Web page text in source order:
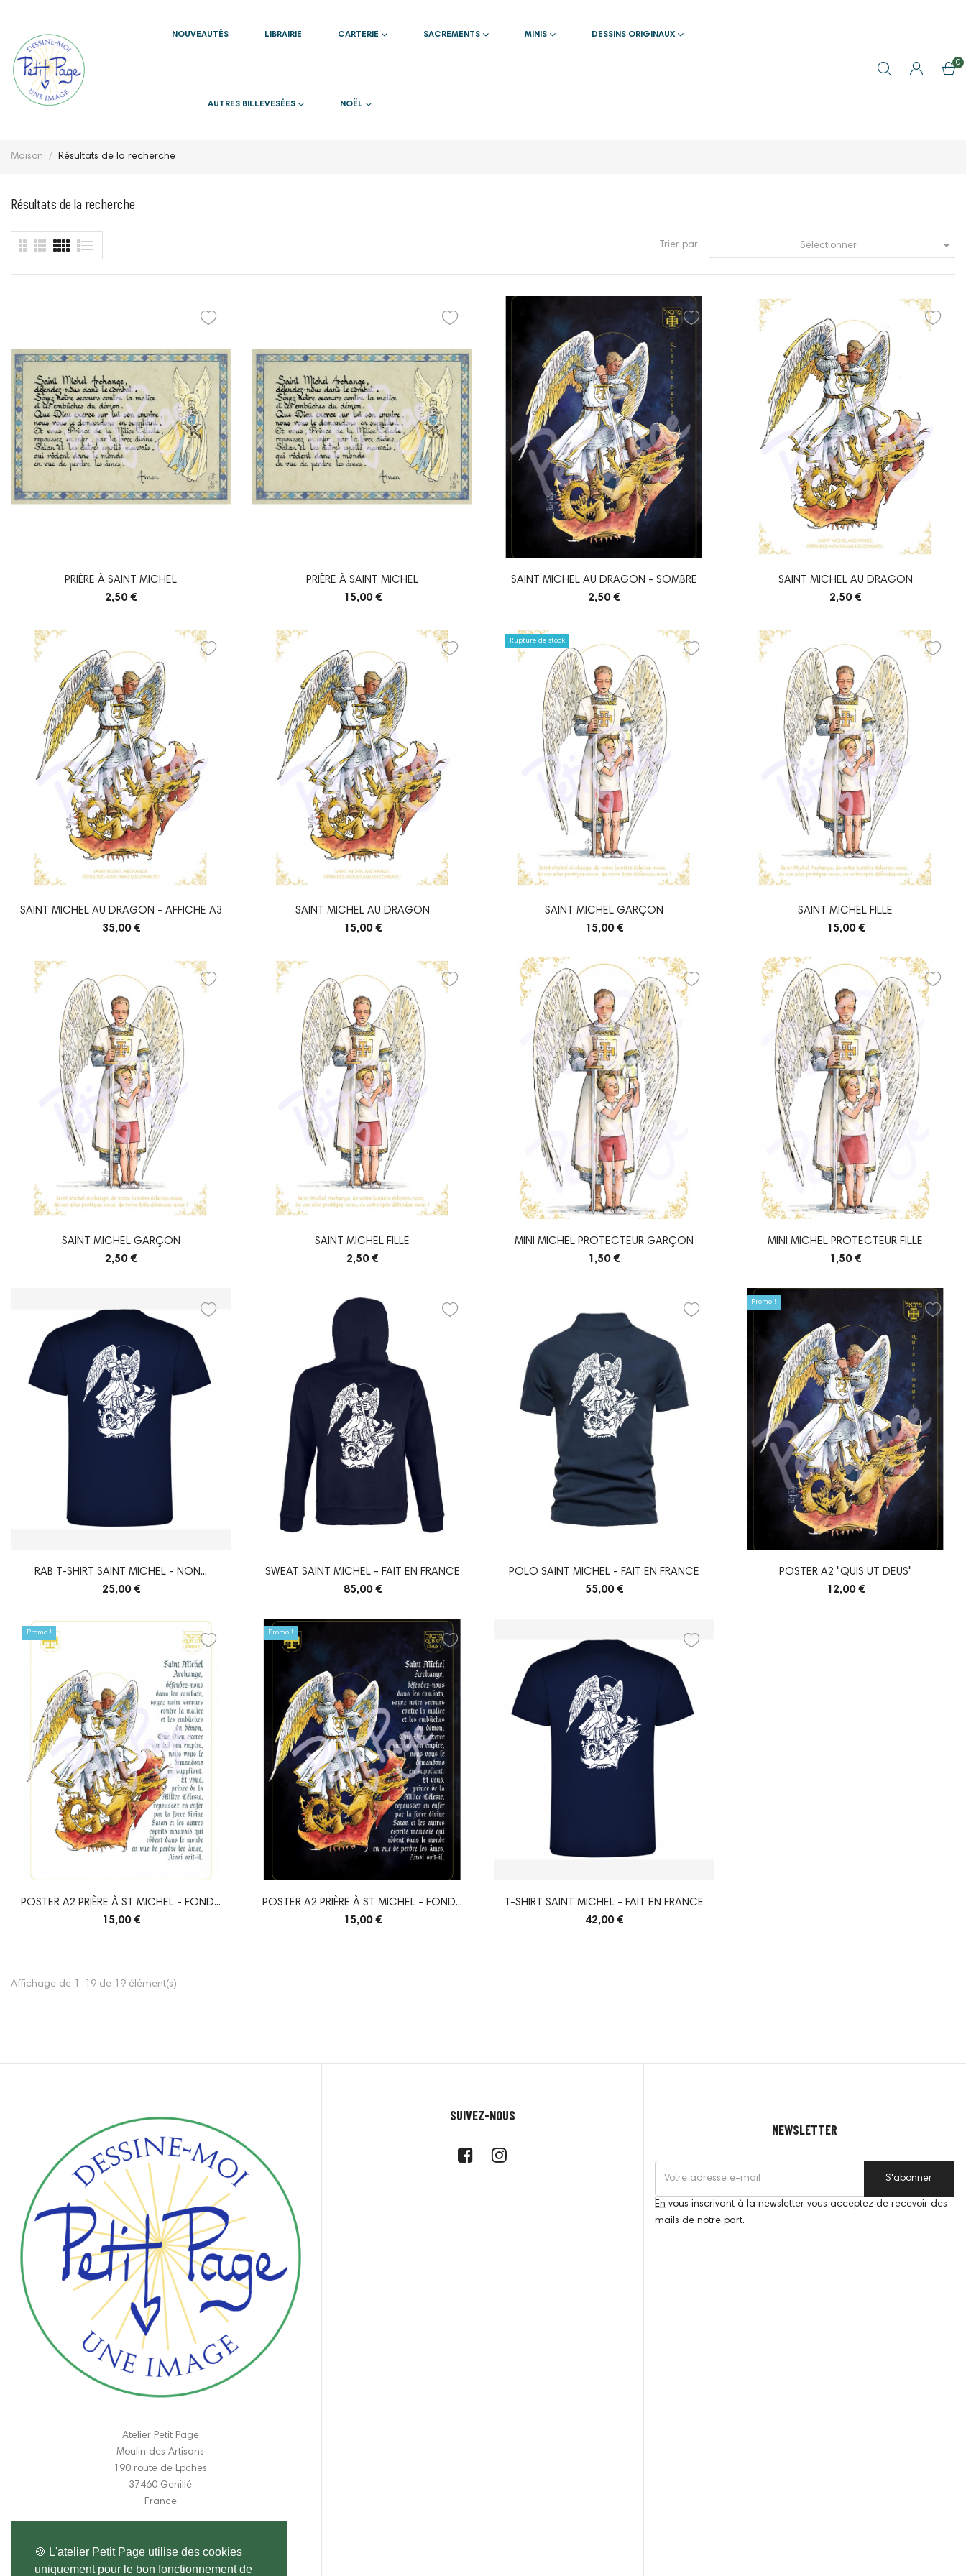
🍪 L'atelier Petit Page utilise des cookies
uniquement pour le bon fonctionnement de
NOUVEAUTÉS LIBRAIRIE CARTERIE SACREMENTS MINIS DESSINS ORIGINAUX
AUTRES BILLEVESÉES NOËL
0
Maison Résultats de la recherche
Résultats de la recherche
Trier par Sélectionner 
PRIÈRE À SAINT MICHEL
2,50 €
PRIÈRE À SAINT MICHEL
15,00 €
SAINT MICHEL AU DRAGON - SOMBRE
2,50 €
SAINT MICHEL AU DRAGON
2,50 €
SAINT MICHEL AU DRAGON - AFFICHE A3
35,00 €
SAINT MICHEL AU DRAGON
15,00 €
Rupture de stock
SAINT MICHEL GARÇON
15,00 €
SAINT MICHEL FILLE
15,00 €
SAINT MICHEL GARÇON
2,50 €
SAINT MICHEL FILLE
2,50 €
MINI MICHEL PROTECTEUR GARÇON
1,50 €
MINI MICHEL PROTECTEUR FILLE
1,50 €
RAB T-SHIRT SAINT MICHEL - NON...
25,00 €
SWEAT SAINT MICHEL - FAIT EN FRANCE
85,00 €
POLO SAINT MICHEL - FAIT EN FRANCE
55,00 €
Promo !
POSTER A2 "QUIS UT DEUS"
12,00 €
Promo !
POSTER A2 PRIÈRE À ST MICHEL - FOND...
15,00 €
Promo !
POSTER A2 PRIÈRE À ST MICHEL - FOND...
15,00 €
T-SHIRT SAINT MICHEL - FAIT EN FRANCE
42,00 €
Affichage de 1-19 de 19 élément(s)
Atelier Petit Page
Moulin des Artisans
190 route de Lpches
37460 Genillé
France
atelier.petitpage@gmail.com
SUIVEZ-NOUS
NEWSLETTER
S'abonner
En vous inscrivant à la newsletter vous acceptez de recevoir des
mails de notre part.